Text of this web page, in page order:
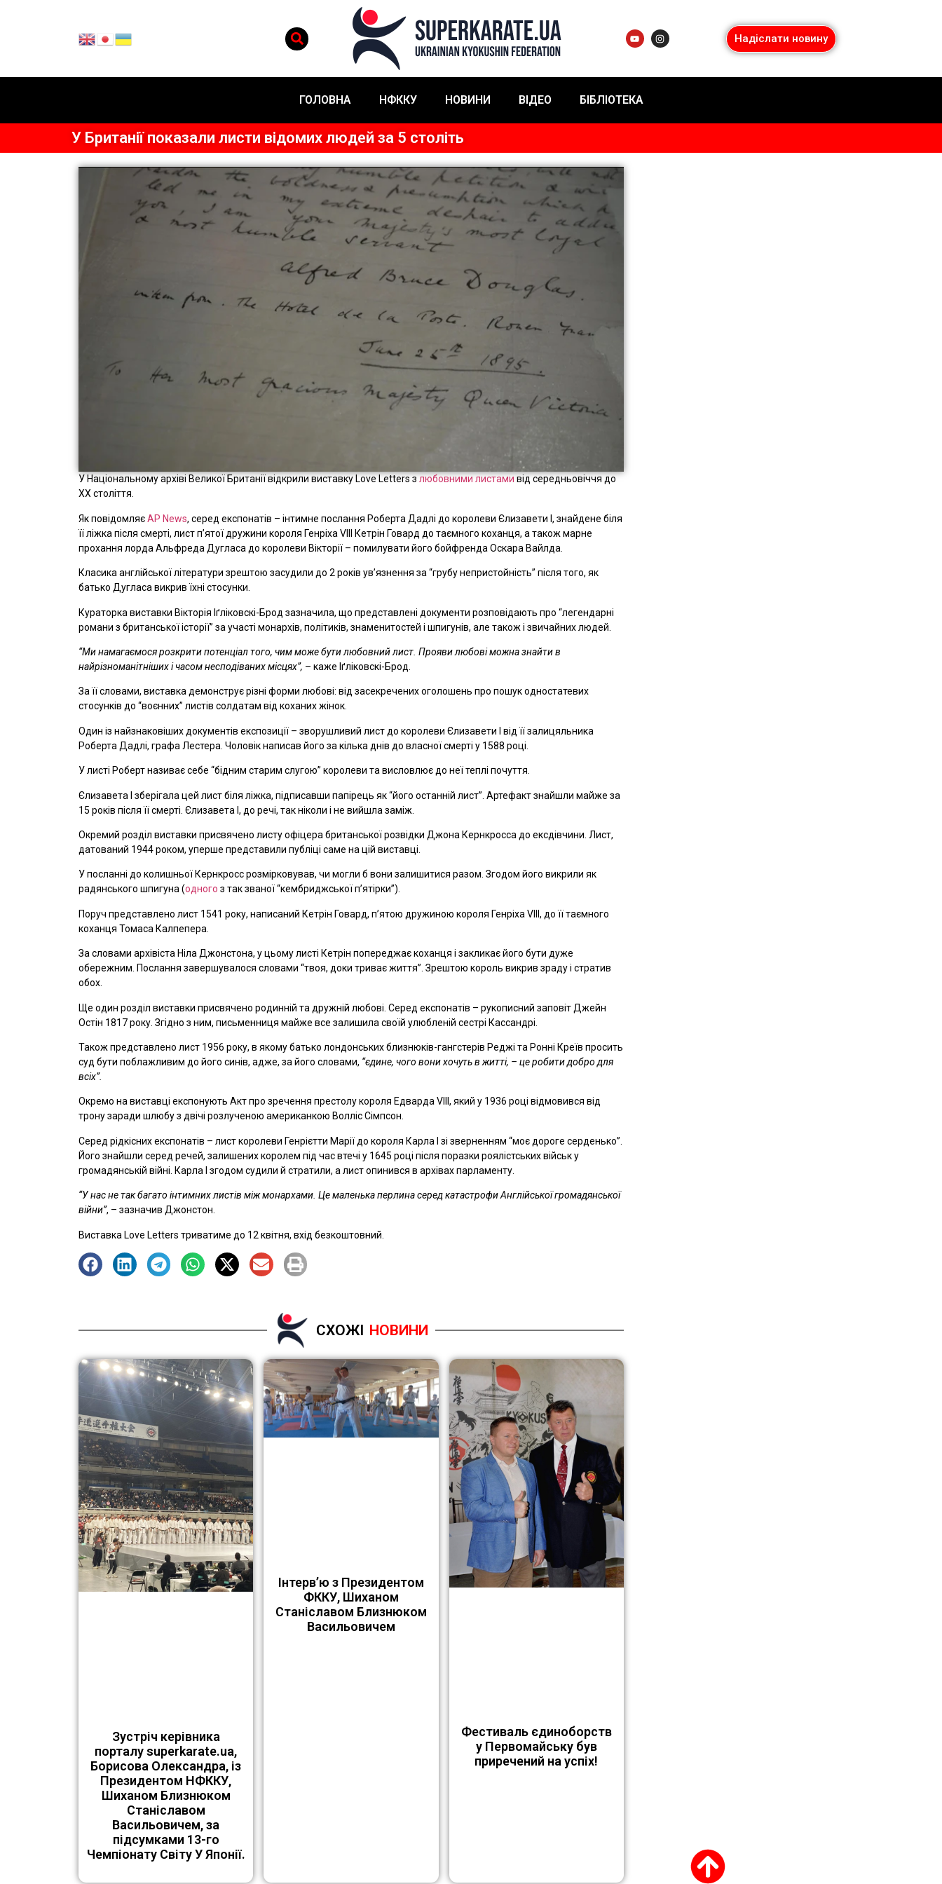
Надіслати новину
ГОЛОВНА НФККУ НОВИНИ ВІДЕО БІБЛІОТЕКА
У Британії показали листи відомих людей за 5 століть
У Національному архіві Великої Британії відкрили виставку Love Letters злюбовними листамивід середньовіччя до
XX століття.
Як повідомляєAP News, серед експонатів – інтимне послання Роберта Дадлі до королеви Єлизавети І, знайдене біля
її ліжка після смерті, лист п’ятої дружини короля Генріха VIII Кетрін Говард до таємного коханця, а також марне
прохання лорда Альфреда Дугласа до королеви Вікторії – помилувати його бойфренда Оскара Вайлда.
Класика англійської літератури зрештою засудили до 2 років ув’язнення за “грубу непристойність” після того, як
батько Дугласа викрив їхні стосунки.
Кураторка виставки Вікторія Іґліковскі-Брод зазначила, що представлені документи розповідають про “легендарні
романи з британської історії” за участі монархів, політиків, знаменитостей і шпигунів, але також і звичайних людей.
“Ми намагаємося розкрити потенціал того, чим може бути любовний лист. Прояви любові можна знайти в
найрізноманітніших і часом несподіваних місцях”, – каже Іґліковскі-Брод.
За її словами, виставка демонструє різні форми любові: від засекречених оголошень про пошук одностатевих
стосунків до “воєнних” листів солдатам від коханих жінок.
Один із найзнаковіших документів експозиції – зворушливий лист до королеви Єлизавети І від її залицяльника
Роберта Дадлі, графа Лестера. Чоловік написав його за кілька днів до власної смерті у 1588 році.
У листі Роберт називає себе “бідним старим слугою” королеви та висловлює до неї теплі почуття.
Єлизавета І зберігала цей лист біля ліжка, підписавши папірець як “його останній лист”. Артефакт знайшли майже за
15 років після її смерті. Єлизавета І, до речі, так ніколи і не вийшла заміж.
Окремий розділ виставки присвячено листу офіцера британської розвідки Джона Кернкросса до ексдівчини. Лист,
датований 1944 роком, уперше представили публіці саме на цій виставці.
У посланні до колишньої Кернкросс розмірковував, чи могли б вони залишитися разом. Згодом його викрили як
радянського шпигуна (одного з так званої “кембриджської п’ятірки”).
Поруч представлено лист 1541 року, написаний Кетрін Говард, п’ятою дружиною короля Генріха VIII, до її таємного
коханця Томаса Калпепера.
За словами архівіста Ніла Джонстона, у цьому листі Кетрін попереджає коханця і закликає його бути дуже
обережним. Послання завершувалося словами “твоя, доки триває життя”. Зрештою король викрив зраду і стратив
обох.
Ще один розділ виставки присвячено родинній та дружній любові. Серед експонатів – рукописний заповіт Джейн
Остін 1817 року. Згідно з ним, письменниця майже все залишила своїй улюбленій сестрі Кассандрі.
Також представлено лист 1956 року, в якому батько лондонських близнюків-гангстерів Реджі та Ронні Креїв просить
суд бути поблажливим до його синів, адже, за його словами, “єдине, чого вони хочуть в житті, – це робити добро для
всіх”.
Окремо на виставці експонують Акт про зречення престолу короля Едварда VIII, який у 1936 році відмовився від
трону заради шлюбу з двічі розлученою американкою Волліс Сімпсон.
Серед рідкісних експонатів – лист королеви Генрієтти Марії до короля Карла I зі зверненням “моє дороге серденько”.
Його знайшли серед речей, залишених королем під час втечі у 1645 році після поразки роялістських військ у
громадянській війні. Карла I згодом судили й стратили, а лист опинився в архівах парламенту.
“У нас не так багато інтимних листів між монархами. Це маленька перлина серед катастрофи Англійської громадянської
війни”, – зазначив Джонстон.
Виставка Love Letters триватиме до 12 квітня, вхід безкоштовний.
СХОЖІ НОВИНИ
Зустріч керівника
порталу superkarate.ua,
Борисова Олександра, із
Президентом НФККУ,
Шиханом Близнюком
Станіславом
Васильовичем, за
підсумками 13-го
Чемпіонату Світу У Японії.
Інтерв’ю з Президентом
ФККУ, Шиханом
Станіславом Близнюком
Васильовичем
Фестиваль єдиноборств
у Первомайську був
приречений на успіх!